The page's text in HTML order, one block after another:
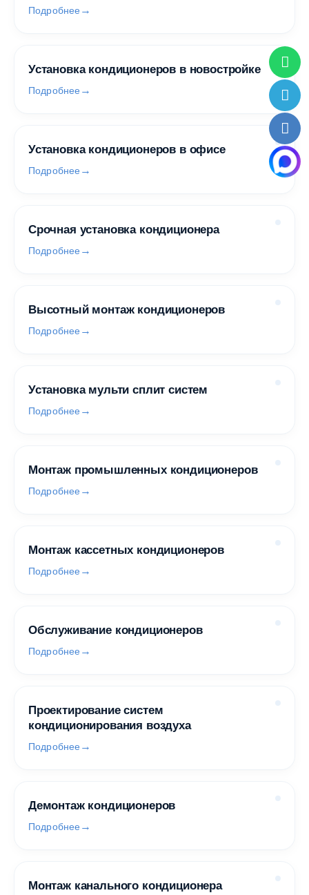
Подробнее
Установка кондиционеров в новостройке
Подробнее
Установка кондиционеров в офисе
Подробнее
Срочная установка кондиционера
Подробнее
Высотный монтаж кондиционеров
Подробнее
Установка мульти сплит систем
Подробнее
Монтаж промышленных кондиционеров
Подробнее
Монтаж кассетных кондиционеров
Подробнее
Обслуживание кондиционеров
Подробнее
Проектирование систем
кондиционирования воздуха
Подробнее
Демонтаж кондиционеров
Подробнее
Монтаж канального кондиционера